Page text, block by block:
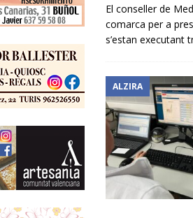
El conseller de
comarca per a
s’estan executant
ALZIRA